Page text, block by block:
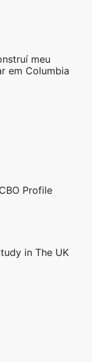
meu
em Columbia
Profile
in The UK